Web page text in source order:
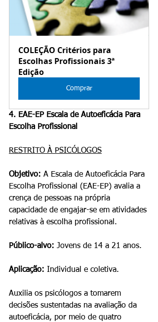
COLEÇÃO Critérios para
Escolhas Profissionais 3ª
Edição
Comprar
4. EAE-EP Escala de Autoeficácia Para
Escolha Profissional
RESTRITO À PSICÓLOGOS
Objetivo: A Escala de Autoeficácia Para
Escolha Profissional (EAE-EP) avalia a
crença de pessoas na própria
capacidade de engajar-se em atividades
relativas à escolha profissional.
Público-alvo: Jovens de 14 a 21 anos.
Aplicação: Individual e coletiva.
Auxilia os psicólogos a tomarem
decisões sustentadas na avaliação da
autoeficácia, por meio de quatro